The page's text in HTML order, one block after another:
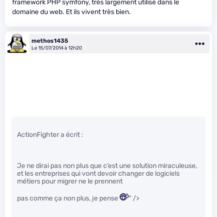
framework PHP symfony, très largement utilisé dans le
domaine du web. Et ils vivent très bien.
methos1435
Le 15/07/2014 à 12h20
ActionFighter a écrit :
Je ne dirai pas non plus que c’est une solution miraculeuse,
et les entreprises qui vont devoir changer de logiciels
métiers pour migrer ne le prennent
pas comme ça non plus, je pense " />